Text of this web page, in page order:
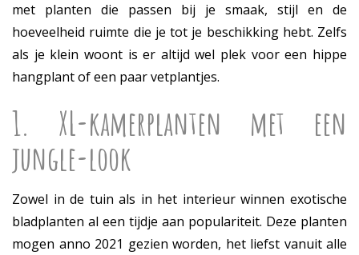
met planten die passen bij je smaak, stijl en de
hoeveelheid ruimte die je tot je beschikking hebt. Zelfs
als je klein woont is er altijd wel plek voor een hippe
hangplant of een paar vetplantjes.
1. XL-kamerplanten met een
jungle-look
Zowel in de tuin als in het interieur winnen exotische
bladplanten al een tijdje aan populariteit. Deze planten
mogen anno 2021 gezien worden, het liefst vanuit alle